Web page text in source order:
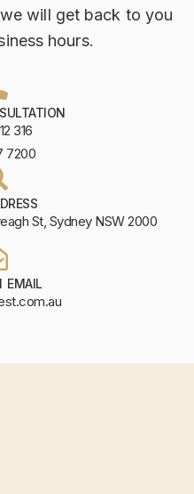
will get back to you
hours.
316
7200
St, Sydney NSW 2000
EMAIL